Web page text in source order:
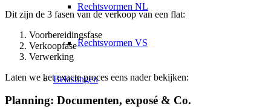
Rechtsvormen NL
Rechtsvormen VS
Belastingen
Dit zijn de 3 fasen van de verkoop van een flat:
Voorbereidingsfase
Verkoopfase
Verwerking
Laten we het exacte proces eens nader bekijken:
Planning: Documenten, exposé & Co.